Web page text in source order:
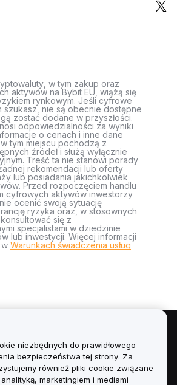
w tym zakup oraz
aktywów na Bybit EU, wiążą się
rynkowym. Jeśli cyfrowe
szukasz, nie są obecnie dostępne
zostać dodane w przyszłości.
odpowiedzialności za wyniki
o cenach i inne dane
tym miejscu pochodzą z
źródeł i służą wyłącznie
Treść ta nie stanowi porady
rekomendacji lub oferty
lub posiadania jakichkolwiek
Przed rozpoczęciem handlu
cyfrowych aktywów inwestorzy
ocenić swoją sytuację
ryzyka oraz, w stosownych
się z
specjalistami w dziedzinie
lub inwestycji. Więcej informacji
Warunkach świadczenia usług
niezbędnych do prawidłowego
bezpieczeństwa tej strony. Za
również pliki cookie związane
marketingiem i mediami